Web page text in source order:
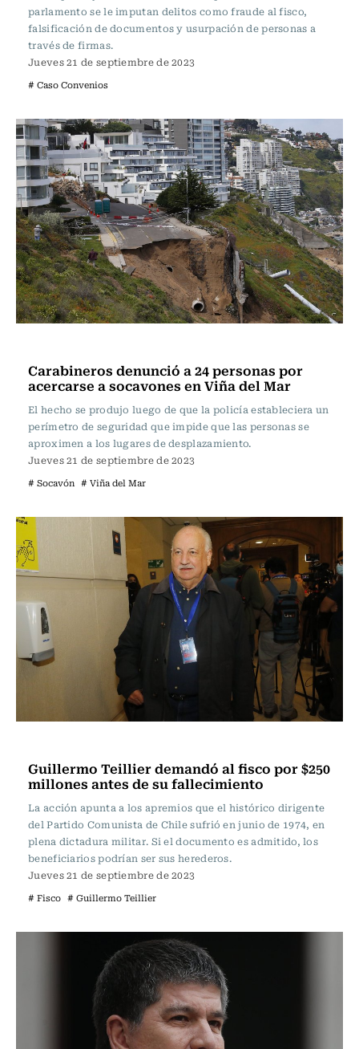
parlamento se le imputan delitos como fraude al fisco,
falsificación de documentos y usurpación de personas a
través de firmas.
Jueves 21 de septiembre de 2023
# Caso Convenios
Carabineros denunció a 24 personas por
acercarse a socavones en Viña del Mar
El hecho se produjo luego de que la policía estableciera un
perímetro de seguridad que impide que las personas se
aproximen a los lugares de desplazamiento.
Jueves 21 de septiembre de 2023
# Socavón # Viña del Mar
Guillermo Teillier demandó al fisco por $250
millones antes de su fallecimiento
La acción apunta a los apremios que el histórico dirigente
del Partido Comunista de Chile sufrió en junio de 1974, en
plena dictadura militar. Si el documento es admitido, los
beneficiarios podrían ser sus herederos.
Jueves 21 de septiembre de 2023
# Fisco # Guillermo Teillier